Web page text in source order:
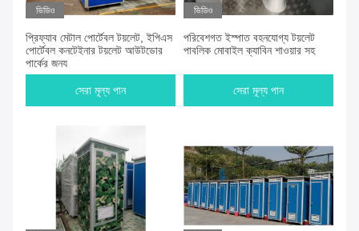
ভিডিও
প্রিফ্যাব মেটাল পোর্টেবল টয়লেট, ইপিএস
পোর্টেবল কনটেইনার টয়লেট আউটডোর
পার্কের জন্য
সেরা মূল্য পান
ভিডিও
পরিবেশগত ইস্পাত বহনযোগ্য টয়লেট
পাবলিক মোবাইল ক্যাবিন শাওয়ার সহ
সেরা মূল্য পান